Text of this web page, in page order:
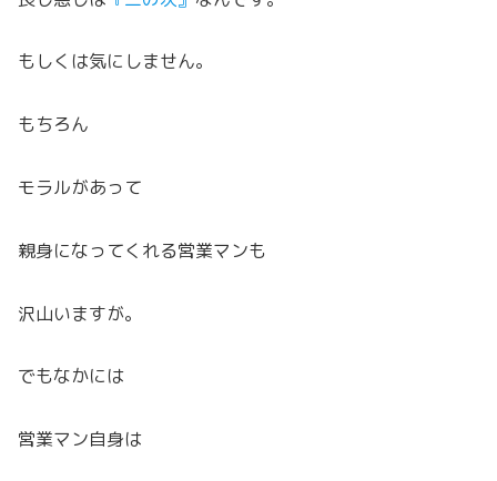
もしくは気にしません。
もちろん
モラルがあって
親身になってくれる営業マンも
沢山いますが。
でもなかには
営業マン自身は